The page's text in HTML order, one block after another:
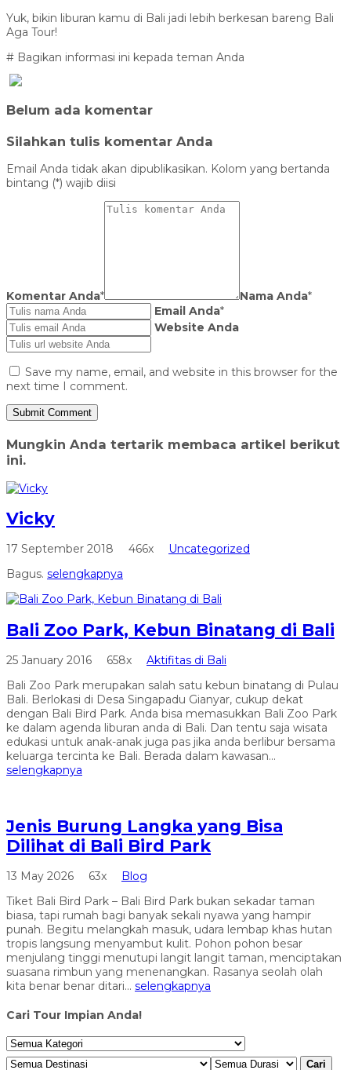
Yuk, bikin liburan kamu di Bali jadi lebih berkesan bareng Bali
Aga Tour!
# Bagikan informasi ini kepada teman Anda
Belum ada komentar
Silahkan tulis komentar Anda
Email Anda tidak akan dipublikasikan. Kolom yang bertanda
bintang (*) wajib diisi
Komentar Anda* Nama Anda*
Email Anda*
Website Anda
Save my name, email, and website in this browser for the
next time I comment.
Mungkin Anda tertarik membaca artikel berikut
ini.
Vicky
17 September 2018 466x
Uncategorized
Bagus. selengkapnya
Bali Zoo Park, Kebun Binatang di Bali
25 January 2016 658x
Aktifitas di Bali
Bali Zoo Park merupakan salah satu kebun binatang di Pulau
Bali. Berlokasi di Desa Singapadu Gianyar, cukup dekat
dengan Bali Bird Park. Anda bisa memasukkan Bali Zoo Park
ke dalam agenda liburan anda di Bali. Dan tentu saja wisata
edukasi untuk anak-anak juga pas jika anda berlibur bersama
keluarga tercinta ke Bali. Berada dalam kawasan...
selengkapnya
Jenis Burung Langka yang Bisa
Dilihat di Bali Bird Park
13 May 2026 63x
Blog
Tiket Bali Bird Park – Bali Bird Park bukan sekadar taman
biasa, tapi rumah bagi banyak sekali nyawa yang hampir
punah. Begitu melangkah masuk, udara lembap khas hutan
tropis langsung menyambut kulit. Pohon pohon besar
menjulang tinggi menutupi langit langit taman, menciptakan
suasana rimbun yang menenangkan. Rasanya seolah olah
kita benar benar ditari... selengkapnya
Cari Tour Impian Anda!
Cari